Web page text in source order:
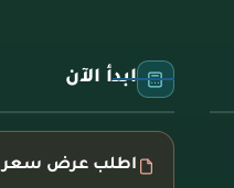
ابدأ الآن
اطلب عرض سعر